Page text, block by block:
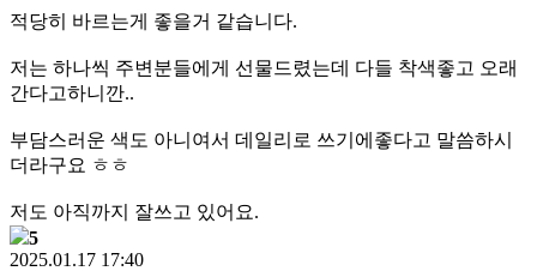
적당히 바르는게 좋을거 같습니다.
저는 하나씩 주변분들에게 선물드렸는데 다들 착색좋고 오래
간다고하니깐..
부담스러운 색도 아니여서 데일리로 쓰기에좋다고 말씀하시
더라구요 ㅎㅎ
저도 아직까지 잘쓰고 있어요.
5
2025.01.17 17:40